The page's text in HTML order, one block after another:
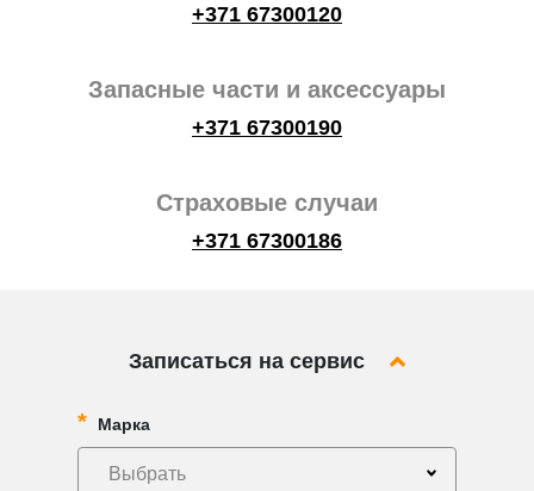
+371 67300120
Запасные части и аксессуары
+371 67300190
Страховые случаи
+371 67300186
Записаться на сервис
Марка
Выбрать